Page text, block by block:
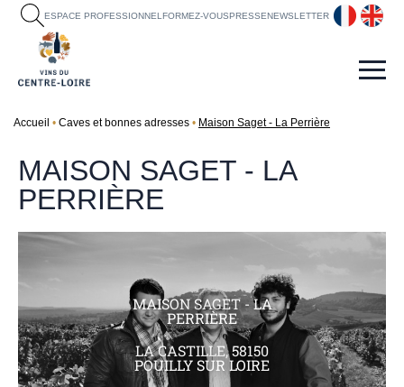
ESPACE PROFESSIONNEL FORMEZ-VOUSPRESSENEWSLETTER fr en
Accueil Caves et bonnes adresses Maison Saget - La Perrière
MAISON SAGET - LA
PERRIÈRE
MAISON SAGET - LA
PERRIÈRE
LA CASTILLE, 58150
POUILLY SUR LOIRE